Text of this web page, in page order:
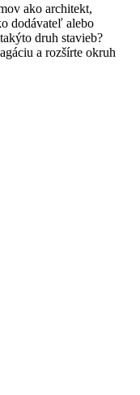
ako architekt,
dodávateľ alebo
druh stavieb?
a rozšírte okruh